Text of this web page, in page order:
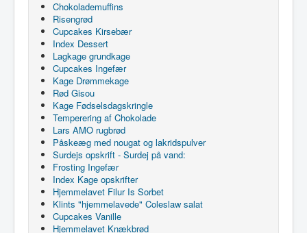
Chokolademuffins
Risengrød
Cupcakes Kirsebær
Index Dessert
Lagkage grundkage
Cupcakes Ingefær
Kage Drømmekage
Rød Gisou
Kage Fødselsdagskringle
Temperering af Chokolade
Lars AMO rugbrød
Påskeæg med nougat og lakridspulver
Surdejs opskrift - Surdej på vand:
Frosting Ingefær
Index Kage opskrifter
Hjemmelavet Filur Is Sorbet
Klints "hjemmelavede" Coleslaw salat
Cupcakes Vanille
Hjemmelavet Knækbrød